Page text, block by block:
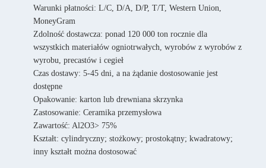
Warunki płatności: L/C, D/A, D/P, T/T, Western Union,
MoneyGram
Zdolność dostawcza: ponad 120 000 ton rocznie dla
wszystkich materiałów ogniotrwałych, wyrobów z wyrobów z
wyrobu, precastów i cegieł
Czas dostawy: 5-45 dni, a na żądanie dostosowanie jest
dostępne
Opakowanie: karton lub drewniana skrzynka
Zastosowanie: Ceramika przemysłowa
Zawartość: Al2O3> 75%
Kształt: cylindryczny; stożkowy; prostokątny; kwadratowy;
inny kształt można dostosować